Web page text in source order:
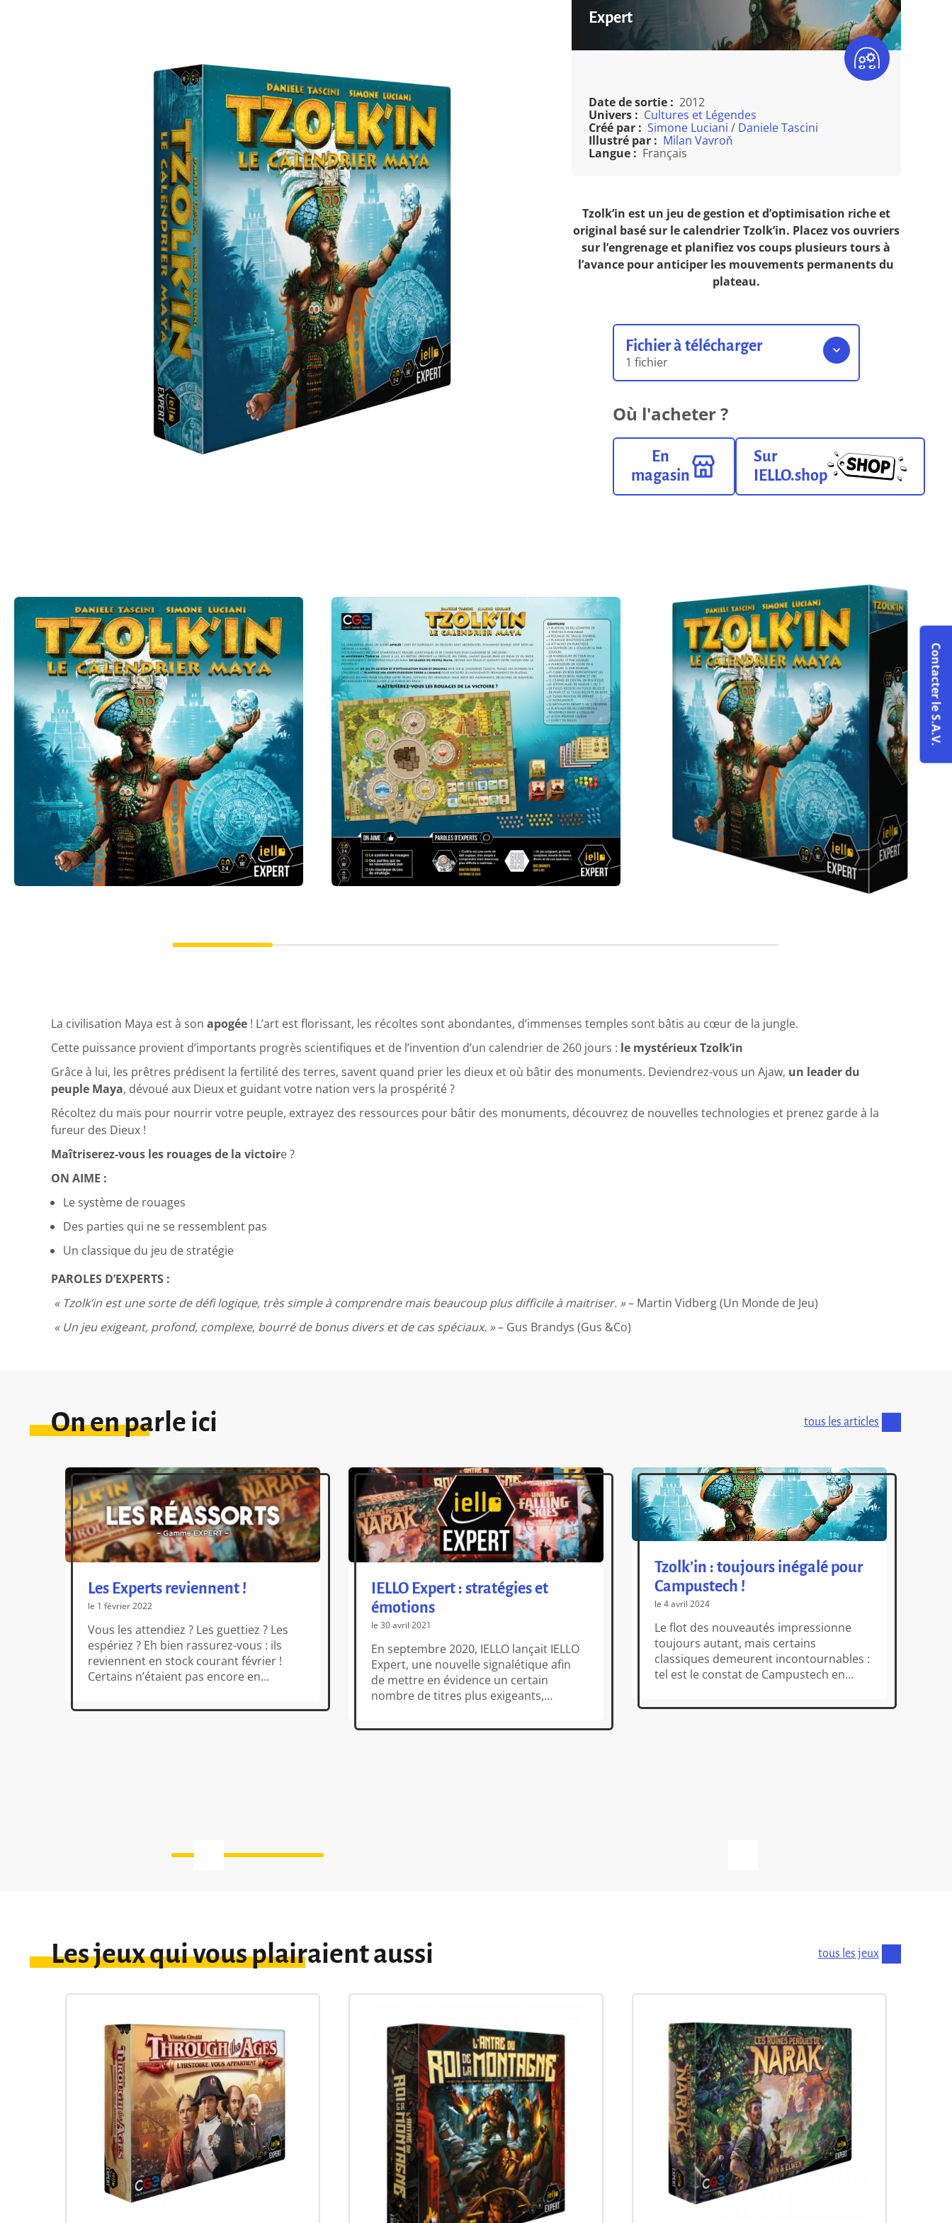
Expert
Date de sortie : 2012
Univers : Cultures et Légendes
Créé par : Simone Luciani / Daniele Tascini
Illustré par : Milan Vavroň
Langue : Français
Tzolk’in est un jeu de gestion et d’optimisation riche et
original basé sur le calendrier Tzolk’in. Placez vos ouvriers
sur l’engrenage et planifiez vos coups plusieurs tours à
l’avance pour anticiper les mouvements permanents du
plateau.
Fichier à télécharger
1 fichier
9.27 Mo Format pdf
Où l'acheter ?
En
magasin
Sur
IELLO.shop
La civilisation Maya est à sonapogée ! L’art est florissant, les récoltes sont abondantes, d’immenses temples sont bâtis au cœur de la jungle.
Cette puissance provient d’importants progrès scientifiques et de l’invention d’un calendrier de 260 jours : le mystérieux Tzolk’in
Grâce à lui, les prêtres prédisent la fertilité des terres, savent quand prier les dieux et où bâtir des monuments. Deviendrez-vous un Ajaw, un leader du
peuple Maya, dévoué aux Dieux et guidant votre nation vers la prospérité ?
Récoltez du maïs pour nourrir votre peuple, extrayez des ressources pour bâtir des monuments, découvrez de nouvelles technologies et prenez garde à la
fureur des Dieux !
Maîtriserez-vous les rouages de la victoire ?
ON AIME :
Le système de rouages
Des parties qui ne se ressemblent pas
Un classique du jeu de stratégie
PAROLES D’EXPERTS :
« Tzolk’in est une sorte de défi logique, très simple à comprendre mais beaucoup plus difficile à maitriser. »– Martin Vidberg (Un Monde de Jeu)
« Un jeu exigeant, profond, complexe, bourré de bonus divers et de cas spéciaux. »– Gus Brandys (Gus &Co)
On en parle ici tous les articles
Les Experts reviennent !
le 1 février 2022
Vous les attendiez ? Les guettiez ? Les
espériez ? Eh bien rassurez-vous : ils
reviennent en stock courant février !
Certains n’étaient pas encore en
pas très loin), mais d’autres étaient
IELLO Expert : stratégies et
émotions
le 30 avril 2021
En septembre 2020, IELLO lançait IELLO
Expert, une nouvelle signalétique afin
de mettre en évidence un certain
nombre de titres plus exigeants,
qu’en possibilités de jeu. Près de 9 mois
Tzolk’in : toujours inégalé pour
Campustech !
le 4 avril 2024
Le flot des nouveautés impressionne
toujours autant, mais certains
classiques demeurent incontournables :
tel est le constat de Campustech en
tzolk’in, un jeu sorti en 2012 qui
Les jeux qui vous plairaient aussi tous les jeux
Contacter le S.A.V.